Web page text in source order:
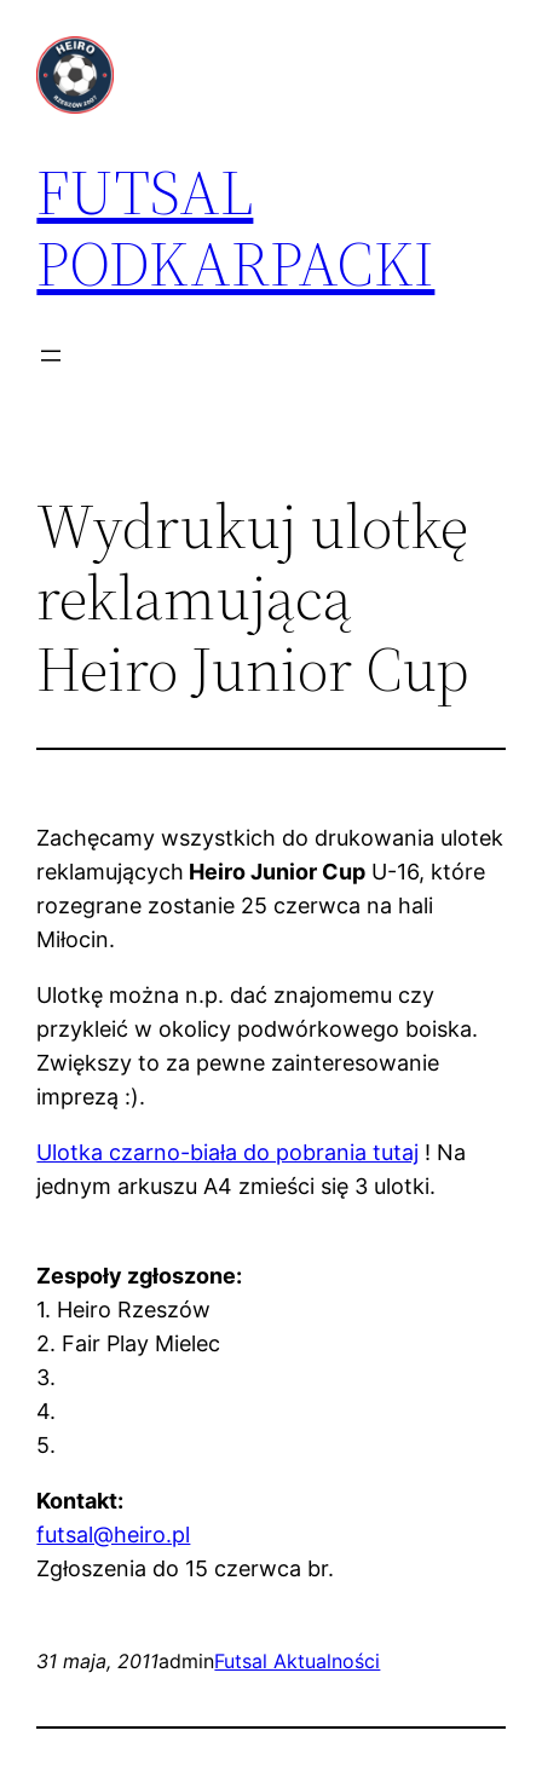
treści
FUTSAL
PODKARPACKI
Wydrukuj ulotkę
reklamującą
Heiro Junior Cup
Zachęcamy wszystkich do drukowania ulotek
reklamujących Heiro Junior Cup U-16, które
rozegrane zostanie 25 czerwca na hali
Miłocin.
Ulotkę można n.p. dać znajomemu czy
przykleić w okolicy podwórkowego boiska.
Zwiększy to za pewne zainteresowanie
imprezą :).
Ulotka czarno-biała do pobrania tutaj ! Na
jednym arkuszu A4 zmieści się 3 ulotki.
Zespoły zgłoszone:
1. Heiro Rzeszów
2. Fair Play Mielec
3.
4.
5.
Kontakt:
futsal@heiro.pl
Zgłoszenia do 15 czerwca br.
31 maja, 2011adminFutsal Aktualności